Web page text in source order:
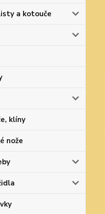
a kotouče
klíny
nože